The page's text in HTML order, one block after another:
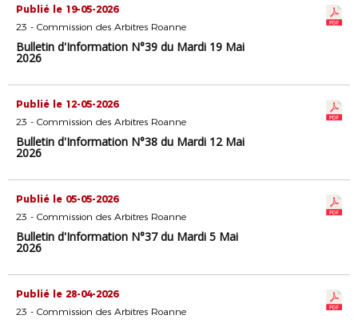
Publié le 19-05-2026
23 - Commission des Arbitres Roanne
Bulletin d'Information N°39 du Mardi 19 Mai
2026
Publié le 12-05-2026
23 - Commission des Arbitres Roanne
Bulletin d'Information N°38 du Mardi 12 Mai
2026
Publié le 05-05-2026
23 - Commission des Arbitres Roanne
Bulletin d'Information N°37 du Mardi 5 Mai
2026
Publié le 28-04-2026
23 - Commission des Arbitres Roanne